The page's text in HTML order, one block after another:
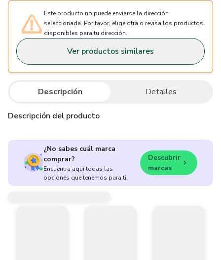
Este producto no puede enviarse la dirección
seleccionada. Por favor, elige otra o revisa los productos
disponibles para tu dirección.
Ver productos similares
Descripción Detalles
Descripción del producto
¿No sabes cuál marca
comprar?
Encuentra aquí todas las
opciones que tenemos para ti.
Descubrir
marcas